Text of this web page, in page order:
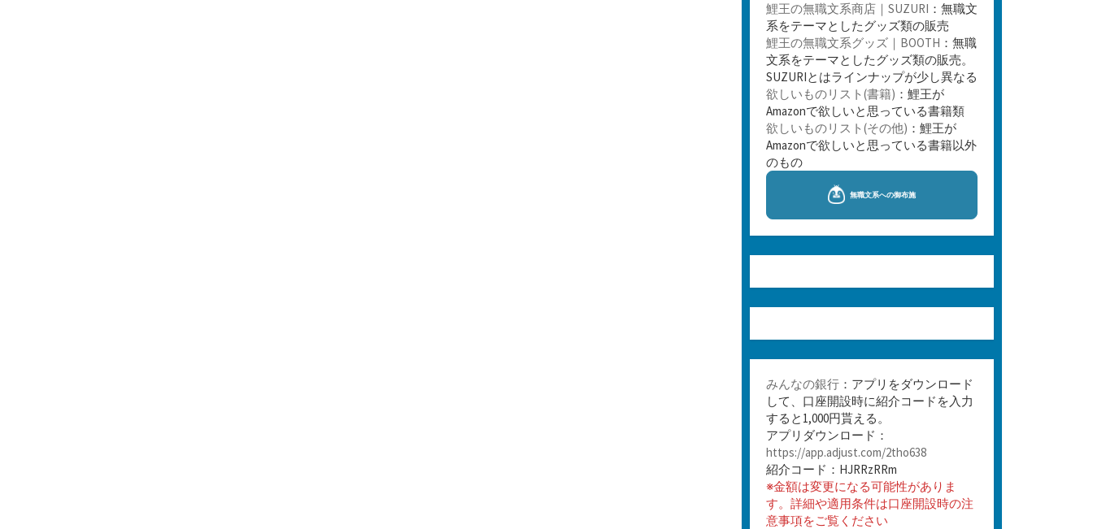
鯉王の無職文系商店｜SUZURI ：無職文
系をテーマとしたグッズ類の販売
鯉王の無職文系グッズ｜BOOTH ：無職
文系をテーマとしたグッズ類の販売。
SUZURIとはラインナップが少し異なる
欲しいものリスト(書籍) ：鯉王が
Amazonで欲しいと思っている書籍類
欲しいものリスト(その他) ：鯉王が
Amazonで欲しいと思っている書籍以外
のもの
みんなの銀行 ：アプリをダウンロード
して、口座開設時に紹介コードを入力
すると1,000円貰える。
アプリダウンロード：
https://app.adjust.com/2tho638
紹介コード：HJRRzRRm
※金額は変更になる可能性がありま
す。詳細や適用条件は口座開設時の注
意事項をご覧ください